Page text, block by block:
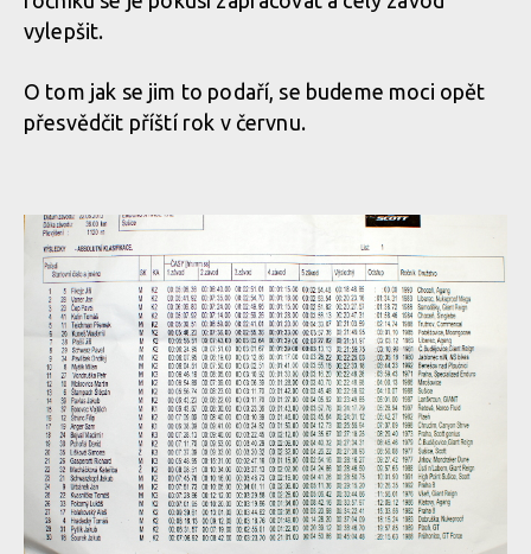
vylepšit.
O tom jak se jim to podaří, se budeme moci opět
přesvědčit příští rok v červnu.